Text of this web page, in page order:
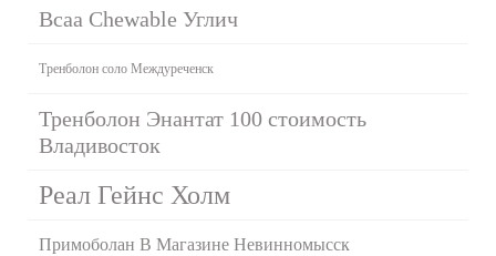
Bcaa Chewable Углич
Тренболон соло Междуреченск
Тренболон Энантат 100 стоимость
Владивосток
Реал Гейнс Холм
Примоболан В Магазине Невинномысск